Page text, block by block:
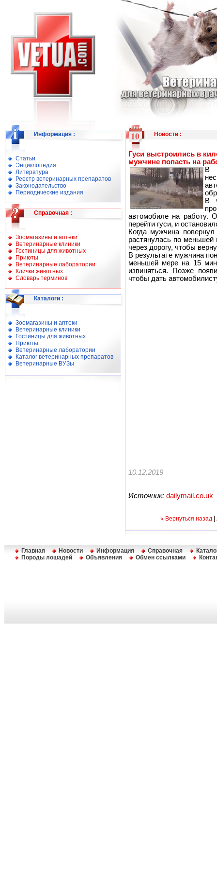
Информация :
Статьи
Энциклопедия
Литература
Реестр ветеринарных препаратов
Законодательство
Периодические издания
Справочная :
Зоомагазины и аптеки
Ветеринарные клиники
Гостиницы для животных
Приюты
Ветеринарные лаборатории
Клички животных
Словарь терминов
Каталоги :
Зоомагазины и аптеки
Ветеринарные клиники
Гостиницы для животных
Приюты
Ветеринарные лаборатории
Каталог ветеринарных препаратов
Ветеринарные ВУЗы
Новости:
Гуси выстроились в
мужчине попасть на
В
В
автомобиле на работу.
перейти гуси, и
Когда мужчина
растянулась по
через дорогу, чтобы
В результате мужчина
меньшей мере на 15
извиняться. Позже
чтобы дать
10.12.2019
Источник: dailymail.co.uk
« Вернуться назад
Главная Новости Информация Справочная
Породы лошадей
Объявления Обмен ссылками